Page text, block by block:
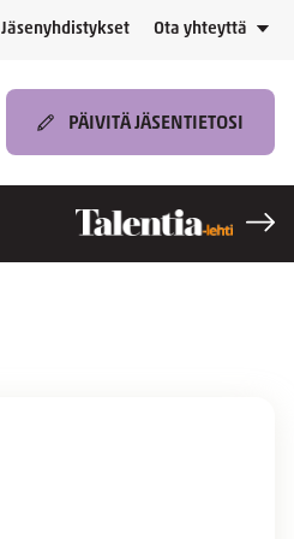
Jäsenyhdistykset Ota yhteyttä
PÄIVITÄ JÄSENTIETOSI